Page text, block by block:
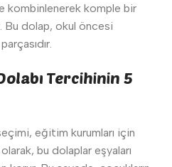
kombinlenerek komple bir
Bu dolap, okul öncesi
Tercihinin 5
eğitim kurumları için
bu dolaplar eşyaları